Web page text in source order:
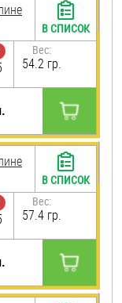
Вес:
54.2 гр.
В СПИСОК
Вес:
57.4 гр.
В СПИСОК